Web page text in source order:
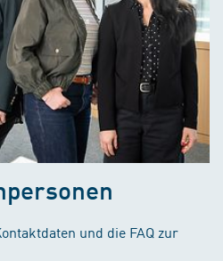
und die FAQ zur